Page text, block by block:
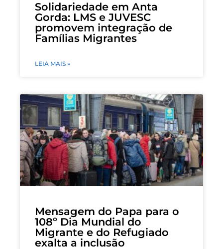
Solidariedade em Anta
Gorda: LMS e JUVESC
promovem integração de
Famílias Migrantes
LEIA MAIS »
Mensagem do Papa para o
108º Dia Mundial do
Migrante e do Refugiado
exalta a inclusão